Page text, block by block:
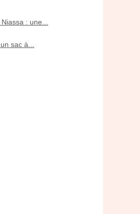
: une...
sac à...